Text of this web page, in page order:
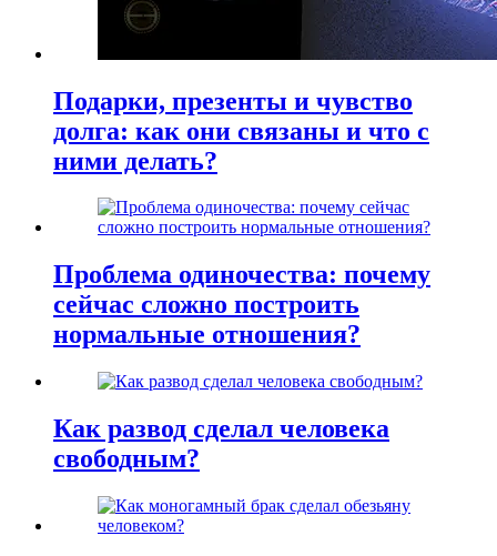
Подарки, презенты и чувство
долга: как они связаны и что с
ними делать?
Проблема одиночества: почему
сейчас сложно построить
нормальные отношения?
Как развод сделал человека
свободным?